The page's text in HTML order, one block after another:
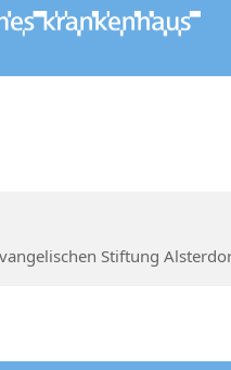
Stiftung